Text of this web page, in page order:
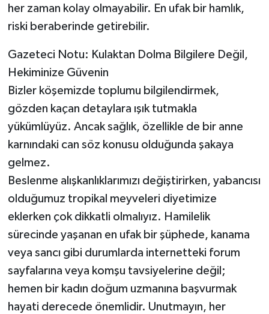
her zaman kolay olmayabilir. En ufak bir hamlık,
riski beraberinde getirebilir.
​Gazeteci Notu: Kulaktan Dolma Bilgilere Değil,
Hekiminize Güvenin
​Bizler köşemizde toplumu bilgilendirmek,
gözden kaçan detaylara ışık tutmakla
yükümlüyüz. Ancak sağlık, özellikle de bir anne
karnındaki can söz konusu olduğunda şakaya
gelmez.
​Beslenme alışkanlıklarımızı değiştirirken, yabancısı
olduğumuz tropikal meyveleri diyetimize
eklerken çok dikkatli olmalıyız. Hamilelik
sürecinde yaşanan en ufak bir şüphede, kanama
veya sancı gibi durumlarda internetteki forum
sayfalarına veya komşu tavsiyelerine değil;
hemen bir kadın doğum uzmanına başvurmak
hayati derecede önemlidir. Unutmayın, her